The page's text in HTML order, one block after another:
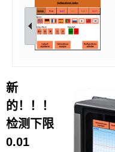
新
的！！！
检测下限
0.01